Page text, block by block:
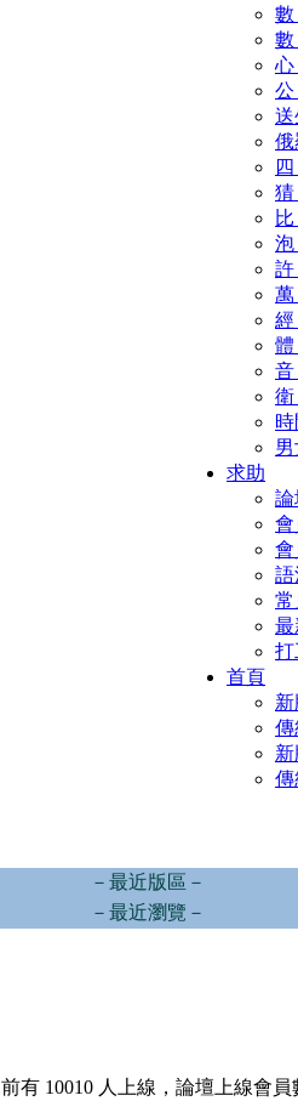
數
數
心
公
送
俄
經
體
音
衛
求助
論
會
會
語
常
最
打
首頁
傳
傳
－最近版區－
－最近瀏覽－
有 10010 人上線，論壇上線會